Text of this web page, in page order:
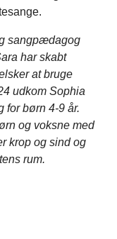
sangpædagog
har skabt
at bruge
udkom Sophia
for børn 4-9 år.
og voksne med
krop og sind og
rum.